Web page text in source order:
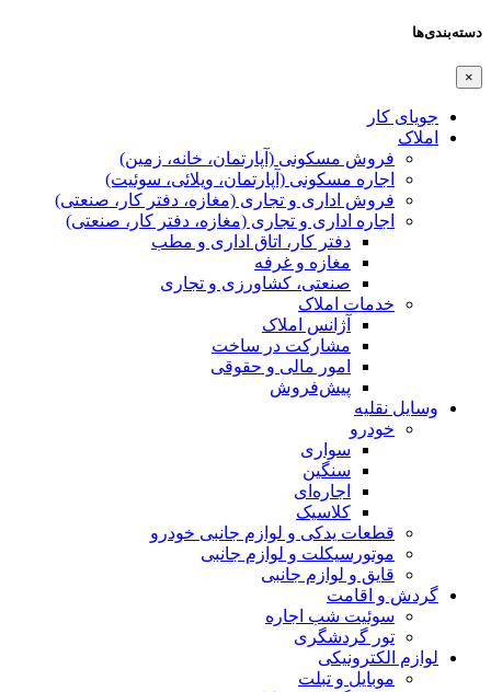
دسته‌بندی‌ها
×
جویای کار
املاک
فروش مسکونی (آپارتمان، خانه، زمین)
اجاره مسکونی (آپارتمان، ویلائی، سوئیت)
فروش اداری و تجاری (مغازه، دفتر کار، صنعتی)
اجاره اداری و تجاری (مغازه، دفتر کار، صنعتی)
دفتر کار، اتاق اداری و مطب
مغازه و غرفه
صنعتی،‌ کشاورزی و تجاری
خدمات املاک
آژانس املاک
مشارکت در ساخت
امور مالی و حقوقی
پیش‌فروش
وسایل نقلیه
خودرو
سواری
سنگین
اجاره‌ای
کلاسیک
قطعات یدکی و لوازم جانبی خودرو
موتورسیکلت و لوازم جانبی
قایق و لوازم جانبی
گردش و اقامت
سوئیت شب اجاره
تور گردشگری
لوازم الکترونیکی
موبایل و تبلت